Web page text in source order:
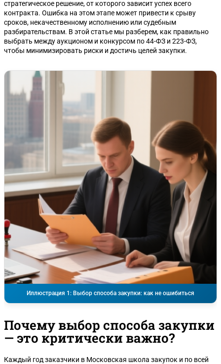
стратегическое решение, от которого зависит успех всего
контракта. Ошибка на этом этапе может привести к срыву
сроков, некачественному исполнению или судебным
разбирательствам. В этой статье мы разберем, как правильно
выбрать между аукционом и конкурсом по 44-ФЗ и 223-ФЗ,
чтобы минимизировать риски и достичь целей закупки.
Иллюстрация 1: Выбор способа закупки: как не ошибиться
Почему выбор способа закупки
— это критически важно?
Каждый год заказчики в Московская школа закупок и по всей